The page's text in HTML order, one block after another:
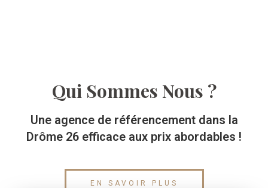
Qui Sommes Nous ?
Une agence de référencement dans la
Drôme 26 efficace aux prix abordables !
EN SAVOIR PLUS